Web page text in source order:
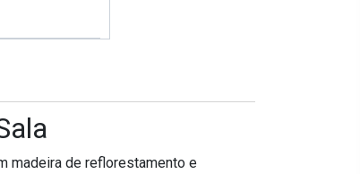
madeira de reflorestamento e